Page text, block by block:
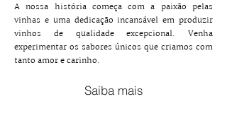
A nossa história começa com a paixão pelas
vinhas e uma dedicação incansável em produzir
vinhos de qualidade excepcional. Venha
experimentar os sabores únicos que criamos com
tanto amor e carinho.
Saiba mais